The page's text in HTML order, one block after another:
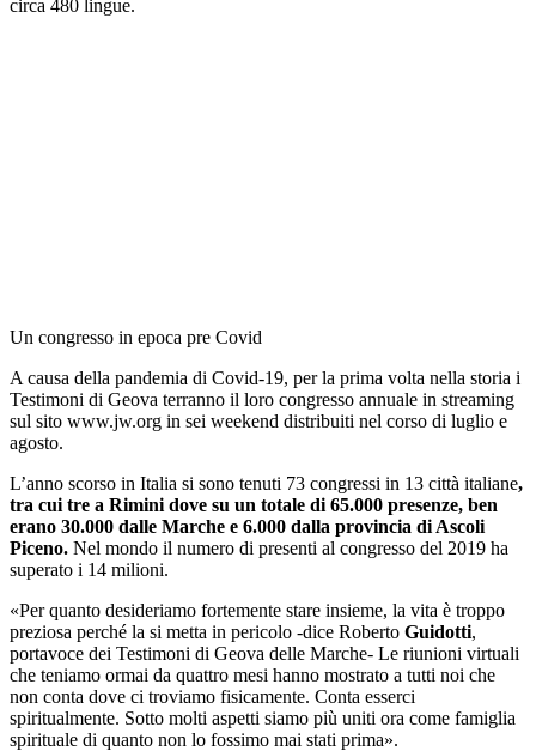
circa 480 lingue.
Un congresso in epoca pre Covid
A causa della pandemia di Covid-19, per la prima volta nella storia i
Testimoni di Geova terranno il loro congresso annuale in streaming
sul sito www.jw.org in sei weekend distribuiti nel corso di luglio e
agosto.
L’anno scorso in Italia si sono tenuti 73 congressi in 13 città italiane,
tra cui tre a Rimini dove su un totale di 65.000 presenze, ben
erano 30.000 dalle Marche e 6.000 dalla provincia di Ascoli
Piceno. Nel mondo il numero di presenti al congresso del 2019 ha
superato i 14 milioni.
«Per quanto desideriamo fortemente stare insieme, la vita è troppo
preziosa perché la si metta in pericolo -dice Roberto Guidotti,
portavoce dei Testimoni di Geova delle Marche- Le riunioni virtuali
che teniamo ormai da quattro mesi hanno mostrato a tutti noi che
non conta dove ci troviamo fisicamente. Conta esserci
spiritualmente. Sotto molti aspetti siamo più uniti ora come famiglia
spirituale di quanto non lo fossimo mai stati prima».